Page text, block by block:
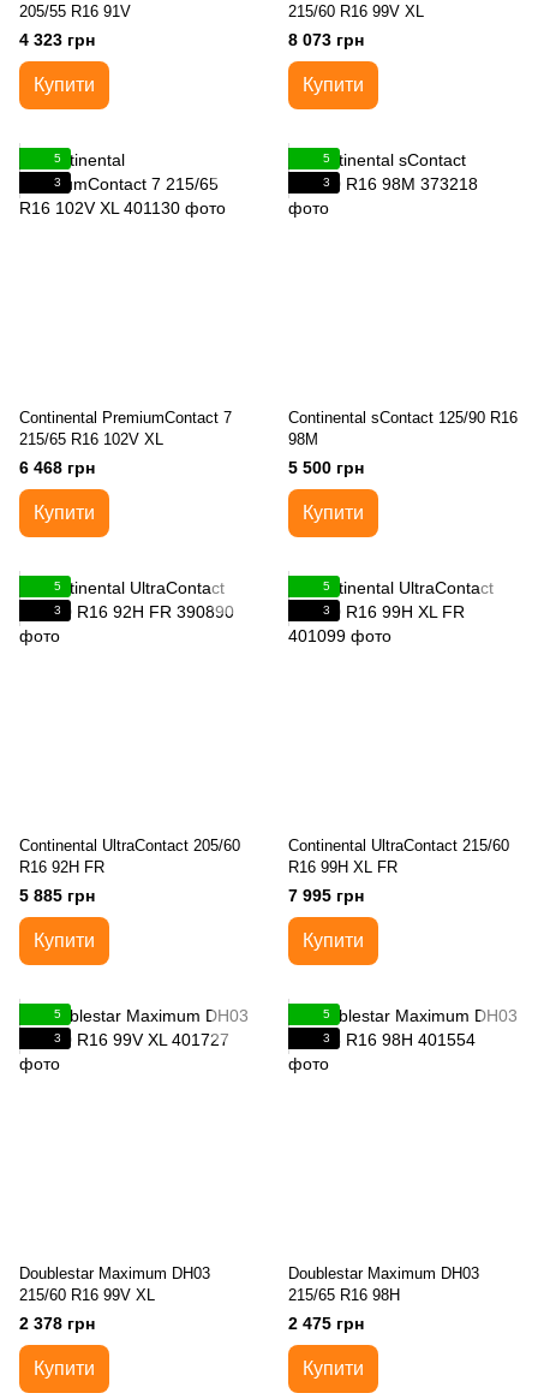
205/55 R16 91V
4 323 грн
Купити
215/60 R16 99V XL
8 073 грн
Купити
5
3
Continental PremiumContact 7
215/65 R16 102V XL
6 468 грн
Купити
5
3
Continental sContact 125/90 R16
98M
5 500 грн
Купити
5
3
Continental UltraContact 205/60
R16 92H FR
5 885 грн
Купити
5
3
Continental UltraContact 215/60
R16 99H XL FR
7 995 грн
Купити
5
3
Doublestar Maximum DH03
215/60 R16 99V XL
2 378 грн
Купити
5
3
Doublestar Maximum DH03
215/65 R16 98H
2 475 грн
Купити